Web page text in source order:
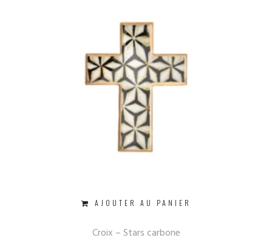
AJOUTER AU PANIER
Croix – Stars carbone